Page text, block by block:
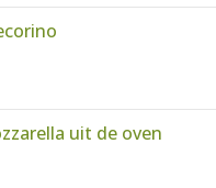
uit de oven